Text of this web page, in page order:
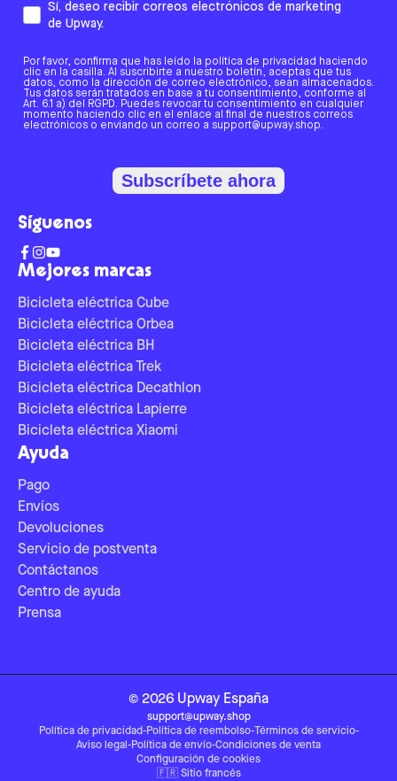
Mejores marcas
Bicicleta eléctrica Cube
Bicicleta eléctrica Orbea
Bicicleta eléctrica BH
Bicicleta eléctrica Trek
Bicicleta eléctrica Decathlon
Bicicleta eléctrica Lapierre
Bicicleta eléctrica Xiaomi
Ayuda
Pago
Envíos
Devoluciones
Servicio de postventa
Contáctanos
Centro de ayuda
Prensa
Sí, deseo recibir correos electrónicos de marketing
de Upway.
Por favor, confirma que has leído la política de privacidad haciendo
clic en la casilla. Al suscribirte a nuestro boletín, aceptas que tus
datos, como la dirección de correo electrónico, sean almacenados.
Tus datos serán tratados en base a tu consentimiento, conforme al
Art. 6.1 a) del RGPD. Puedes revocar tu consentimiento en cualquier
momento haciendo clic en el enlace al final de nuestros correos
electrónicos o enviando un correo a support@upway.shop.
Subscríbete ahora
Síguenos
© 2026 Upway España
support@upway.shop
Política de privacidad-Política de reembolso-Términos de servicio-
Aviso legal -Política de envío-Condiciones de venta
Configuración de cookies
🇫🇷 Sitio francés